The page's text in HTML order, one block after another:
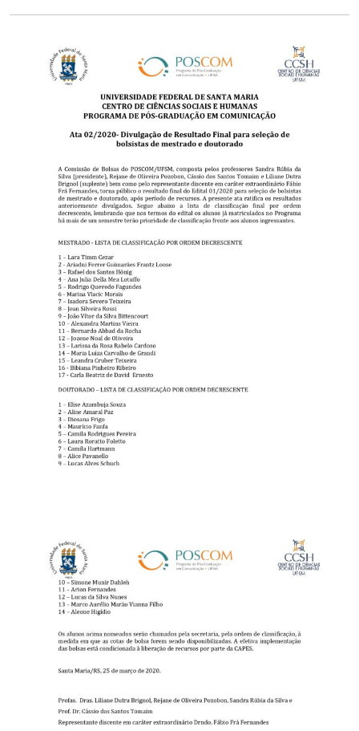
Ministério de Minas e Energia
Ministério da Ciência, Tecnologia, Inovações e Comunicações
Ministério do Meio Ambiente
Ministério do Turismo
Ministério do Desenvolvimento Regional
Controladoria-Geral da União
Ministério da Mulher, da Família e dos Direitos Humanos
Secretaria-Geral
Secretaria de Governo
Gabinete de Segurança Institucional